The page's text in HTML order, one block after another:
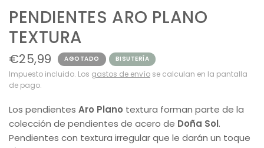
PENDIENTES ARO PLANO
TEXTURA
€25,99 AGOTADO BISUTERÍA
Impuesto incluido. Los gastos de envío se calculan en la pantalla
de pago.
Los pendientes Aro Plano textura forman parte de la
colección de pendientes de acero de Doña Sol.
Pendientes con textura irregular que le darán un toque